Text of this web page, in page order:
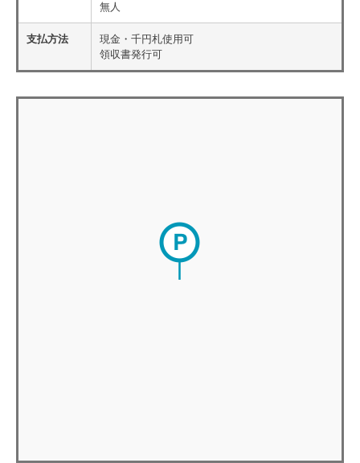
無人
支払方法
現金・千円札使用可
領収書発行可